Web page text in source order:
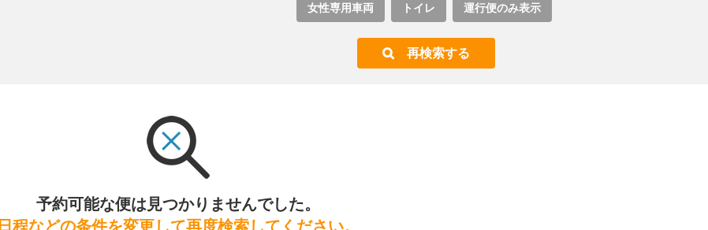
女性専用車両 トイレ 運行便のみ表示
再検索する
予約可能な便は見つかりませんでした。
日程などの条件を変更して再度検索してください。